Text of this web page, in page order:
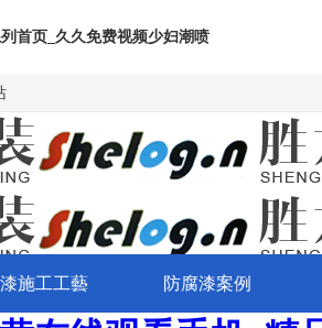
首页_久久免费视频少妇潮喷
施工工藝 防腐漆案例